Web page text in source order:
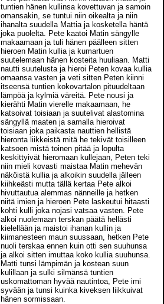
tuntien hänen kullinsa kovettuvan ja samoin
omansakin, se tuntui niin oikealta ja niin
ihanalta suudella Mattia ja kosketella häntä
joka puolelta. Pete kaatoi Matin sängylle
makaamaan ja tuli hänen päälleen sitten
hieroen Matin kullia ja kumartuen
suutelemaan hänen kosteita huuliaan. Matti
nautti suutelusta ja hieroi Peten kovaa kullia
omaansa vasten ja veti sitten Peten kiinni
itseensä tuntien kokovartalon pituudeltaan
lämpöä ja kylmiä väreitä. Pete nousi ja
kierähti Matin vierelle makaamaan, he
katsoivat toisiaan ja suutelivat alastomina
sängyllä maaten ja samalla hieroivat
toisiaan joka paikasta nauttien hellistä
hieronta liikkeistä mitä he tekivät toisilleen
katsoen mistä toinen pitää ja lopulta
keskittyivät hieromaan kullejaan, Peten teki
niin mieli kovasti maistaa Matin mehevän
näköistä kullia ja alkoikin suudella jälleen
kiihkeästi mutta tällä kertaa Pete alkoi
hivuttautua alemmas nänneille ja hetken
niitä imien ja hieroen Pete laskeutui hitaasti
kohti kulli joka nojasi vatsaa vasten. Pete
alkoi nuolemaan terskan päätä hellästi
kielellään ja maistoi ihanan kullin ja
kiimanesteen maun suussaan, hetken Pete
nuoli terskaa ennen kuin otti sen suuhunsa
ja alkoi sitten imuttaa koko kullia suuhunsa.
Matti tunsi lämpimän ja kostean suun
kulillaan ja sulki silmänsä tuntien
uskomattoman hyvää nautintoa, Pete imi
syvään ja tunsi kuinka kiveksen liikkuivat
hänen sormissaan.